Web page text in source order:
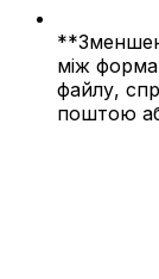
між
файлу,
поштою